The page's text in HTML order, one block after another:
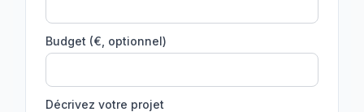
Budget (€, optionnel)
Décrivez votre projet